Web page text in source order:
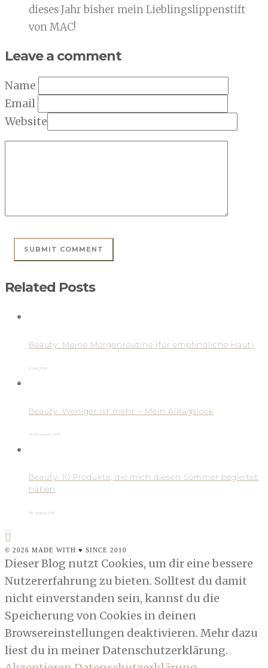
dieses Jahr bisher mein Lieblingslippenstift
von MAC!
Leave a comment
Name
Email
Website
Related Posts
Beauty: Meine Morgenroutine (für empfindliche Haut)
3. Mai 2019
Beauty: Weniger ist mehr – Mein Alltagslook
13. November 2016
Beauty: 10 Produkte, die mich diesen Sommer begleitet
haben
29. August 2016
© 2026 MADE WITH ♥ SINCE 2010
Dieser Blog nutzt Cookies, um dir eine bessere
Nutzererfahrung zu bieten. Solltest du damit
nicht einverstanden sein, kannst du die
Speicherung von Cookies in deinen
Browsereinstellungen deaktivieren. Mehr dazu
liest du in meiner Datenschutzerklärung.